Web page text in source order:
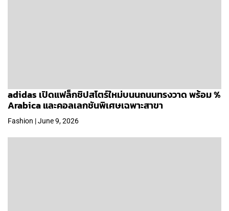
adidas เปิดแฟล็กชิปสโตร์ใหม่บนนถนนทรงวาด พร้อม %
Arabica และคอลเลกชันพิเศษเฉพาะสาขา
Fashion | June 9, 2026